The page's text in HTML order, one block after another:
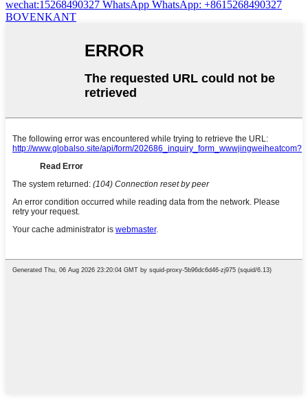
wechat:15268490327 WhatsApp WhatsApp: +8615268490327
BOVENKANT